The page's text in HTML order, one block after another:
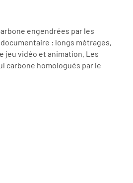
engendrées par les
: longs métrages,
jeu vidéo et animation. Les
carbone homologués par le